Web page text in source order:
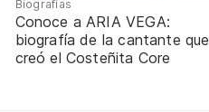
Biografías
Conoce a ARIA VEGA:
biografía de la cantante que
creó el Costeñita Core